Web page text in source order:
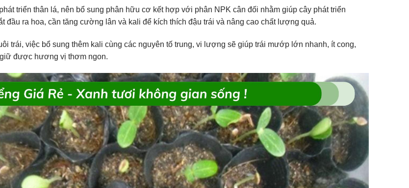
triển thân lá, nên bổ sung phân hữu cơ kết hợp với phân NPK cân đối nhằm giúp cây phát triển
đầu ra hoa, cần tăng cường lân và kali để kích thích đậu trái và nâng cao chất lượng quả.
trái, việc bổ sung thêm kali cùng các nguyên tố trung, vi lượng sẽ giúp trái mướp lớn nhanh, ít cong,
được hương vị thơm ngon.